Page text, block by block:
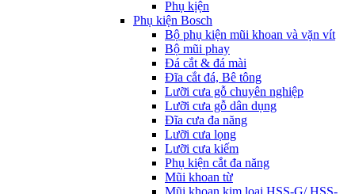
Phụ kịện
Phụ kiện Bosch
Bộ phụ kiện mũi khoan và vặn vít
Bộ mũi phay
Đá cắt & đá mài
Đĩa cắt đá, Bê tông
Lưỡi cưa gỗ chuyên nghiệp
Lưỡi cưa gỗ dân dụng
Đĩa cưa đa năng
Lưỡi cưa lọng
Lưỡi cưa kiếm
Phụ kiện cắt đa năng
Mũi khoan từ